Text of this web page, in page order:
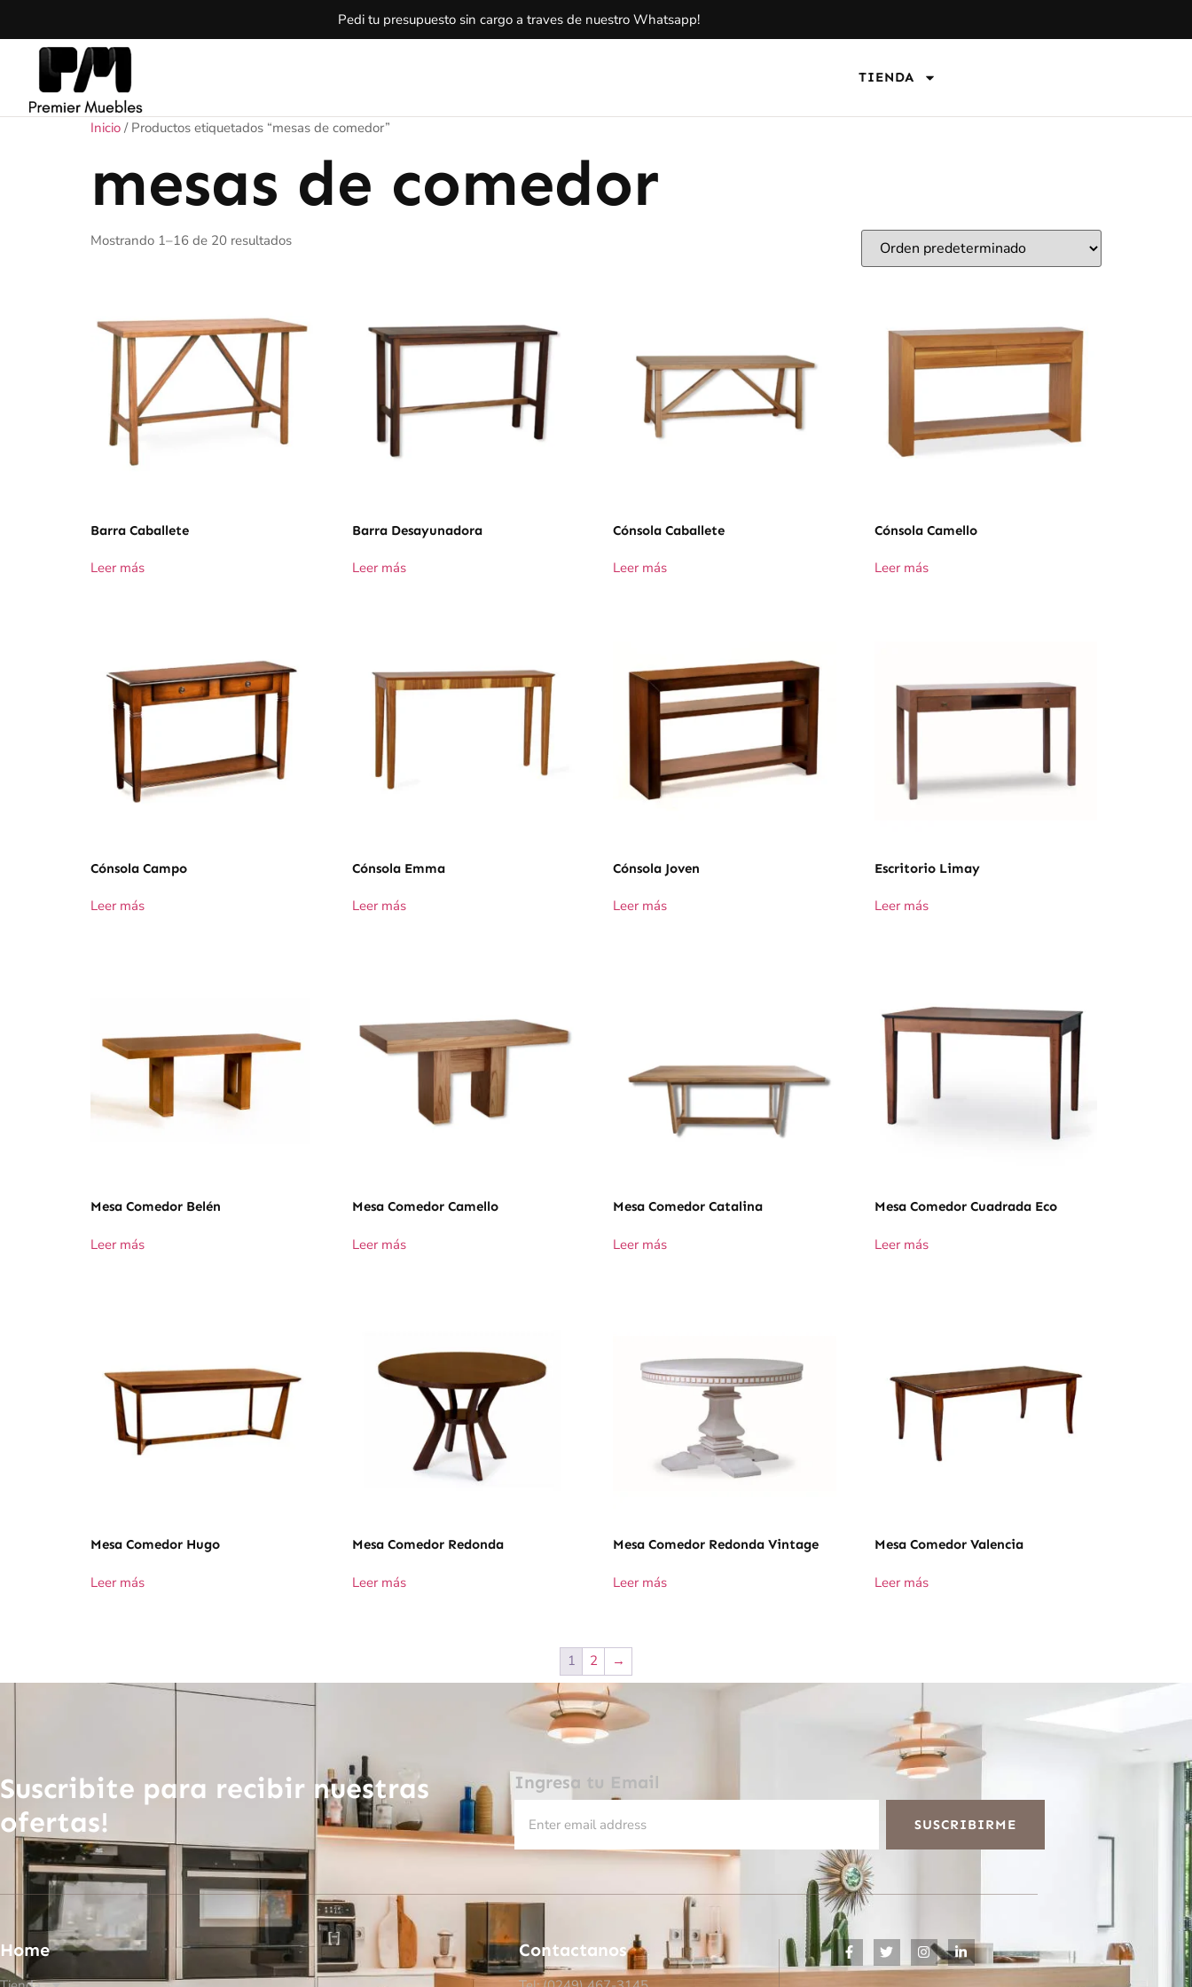
Pedi tu presupuesto sin cargo a traves de nuestro Whatsapp!
TIENDA
Inicio / Productos etiquetados “mesas de comedor”
mesas de comedor
Mostrando 1–16 de 20 resultados
Barra Caballete
Leer más
Barra Desayunadora
Leer más
Cónsola Caballete
Leer más
Cónsola Camello
Leer más
Cónsola Campo
Leer más
Cónsola Emma
Leer más
Cónsola Joven
Leer más
Escritorio Limay
Leer más
Mesa Comedor Belén
Leer más
Mesa Comedor Camello
Leer más
Mesa Comedor Catalina
Leer más
Mesa Comedor Cuadrada Eco
Leer más
Mesa Comedor Hugo
Leer más
Mesa Comedor Redonda
Leer más
Mesa Comedor Redonda Vintage
Leer más
Mesa Comedor Valencia
Leer más
1 2 →
Suscribite para recibir nuestras
ofertas!
Ingresa tu Email
SUSCRIBIRME
Home Contactanos